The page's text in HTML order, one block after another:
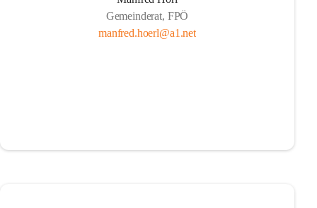
Gemeinderat, FPÖ
manfred.hoerl@a1.net